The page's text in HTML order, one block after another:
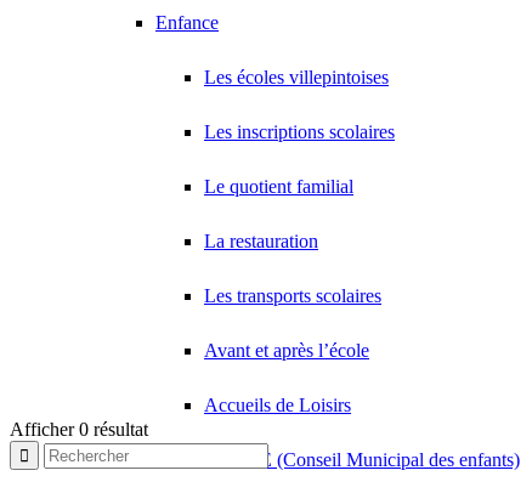
Enfance
Les écoles villepintoises
Les inscriptions scolaires
Le quotient familial
La restauration
Les transports scolaires
Avant et après l’école
Accueils de Loisirs
Le CME (Conseil Municipal des enfants)
Afficher 0 résultat